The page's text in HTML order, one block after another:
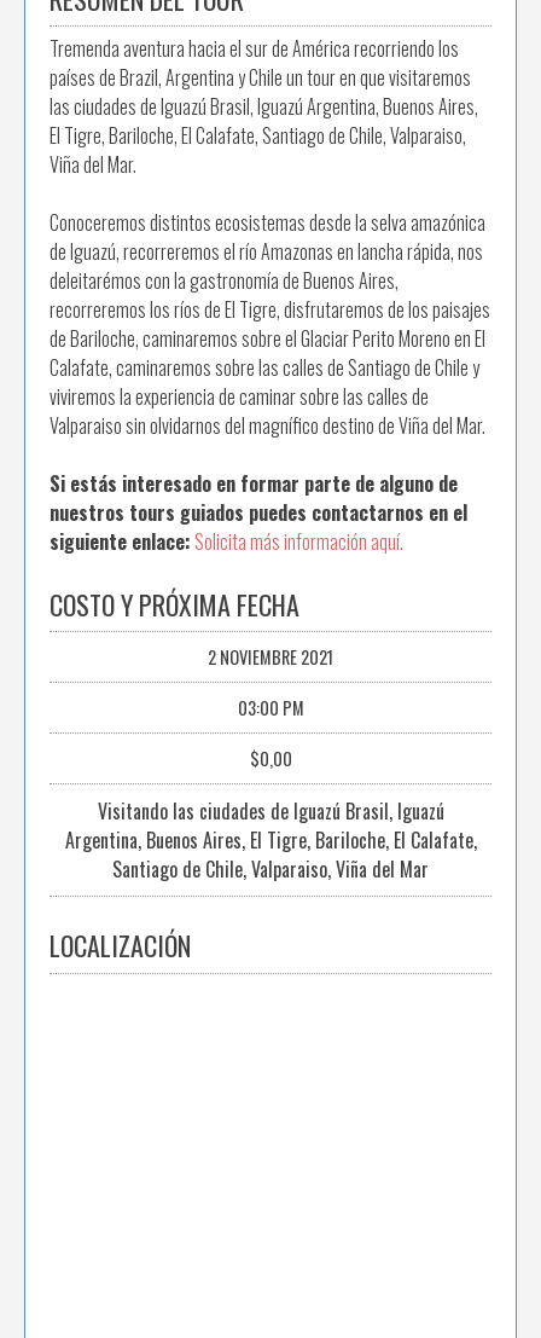
Tremenda aventura hacia el sur de América recorriendo los
países de Brazil, Argentina y Chile un tour en que visitaremos
las ciudades de Iguazú Brasil, Iguazú Argentina, Buenos Aires,
El Tigre, Bariloche, El Calafate, Santiago de Chile, Valparaiso,
Viña del Mar.
Conoceremos distintos ecosistemas desde la selva amazónica
de Iguazú, recorreremos el río Amazonas en lancha rápida, nos
deleitarémos con la gastronomía de Buenos Aires,
recorreremos los ríos de El Tigre, disfrutaremos de los paisajes
de Bariloche, caminaremos sobre el Glaciar Perito Moreno en El
Calafate, caminaremos sobre las calles de Santiago de Chile y
viviremos la experiencia de caminar sobre las calles de
Valparaiso sin olvidarnos del magnífico destino de Viña del Mar.
Si estás interesado en formar parte de alguno de
nuestros tours guiados puedes contactarnos en el
siguiente enlace: Solicita más información aquí.
COSTO Y PRÓXIMA FECHA
2 NOVIEMBRE 2021
03:00 PM
$0,00
Visitando las ciudades de Iguazú Brasil, Iguazú
Argentina, Buenos Aires, El Tigre, Bariloche, El Calafate,
Santiago de Chile, Valparaiso, Viña del Mar
LOCALIZACIÓN